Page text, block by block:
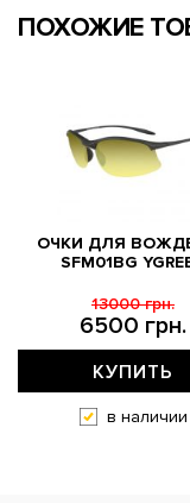
ПОХОЖИЕ
ОЧКИ ДЛЯ
SFM01BG
6500 грн.
13000 грн.
КУПИТЬ
в наличии